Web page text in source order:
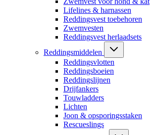
Lifelines & harnassen
Reddingsvest toebehoren
Zwemvesten
Reddingsvest herlaadsets
Reddingsmiddelen
Reddingsvlotten
Reddingsboeien
Reddingslijnen
Drijfankers
Touwladders
Lichten
Joon & opsporingsstaken
Rescueslings